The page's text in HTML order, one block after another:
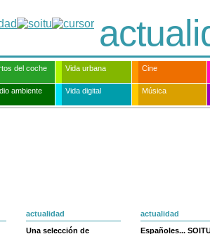
del coche Vida urbana Cine
ambiente Vida digital Música
actualidad
Una selección de
actualidad
Españoles...